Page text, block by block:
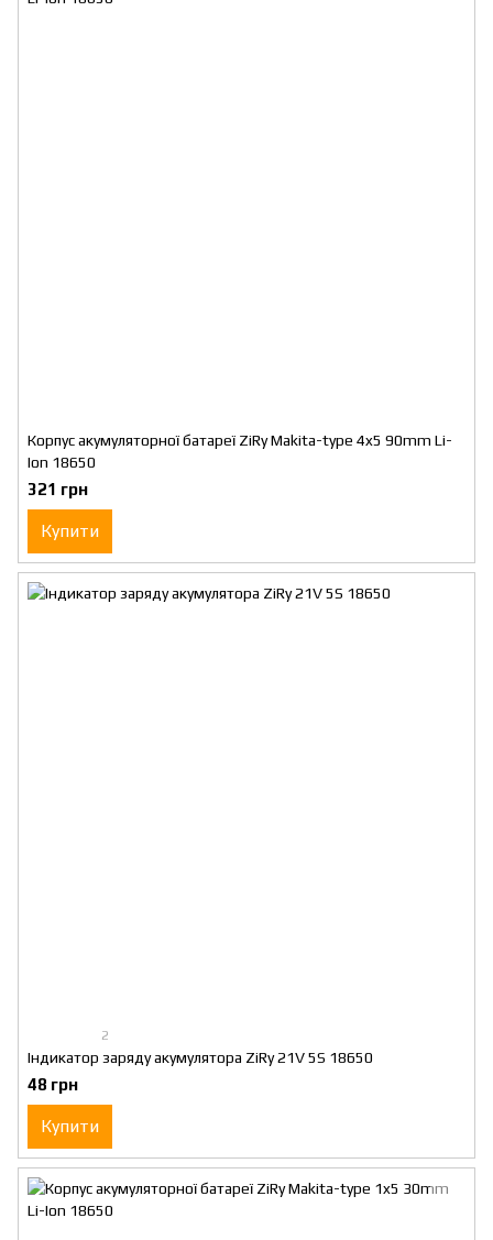
Корпус акумуляторної батареї ZiRy Makita-type 4x5 90mm Li-
Ion 18650
321 грн
Купити
2
Індикатор заряду акумулятора ZiRy 21V 5S 18650
48 грн
Купити